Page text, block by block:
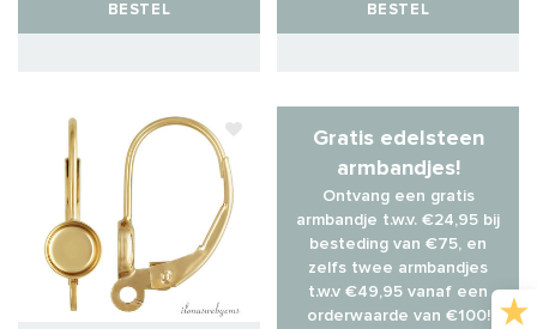
BESTEL BESTEL
Gratis edelsteen
armbandjes!
Ontvang een gratis
armbandje t.w.v. €24,95 bij
besteding van €75, en
zelfs twee armbandjes
t.w.v €49,95 vanaf een
orderwaarde van €100!